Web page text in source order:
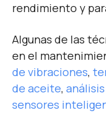
rendimiento y
Algunas de las
en el
de vibraciones,
de aceite,
sensores